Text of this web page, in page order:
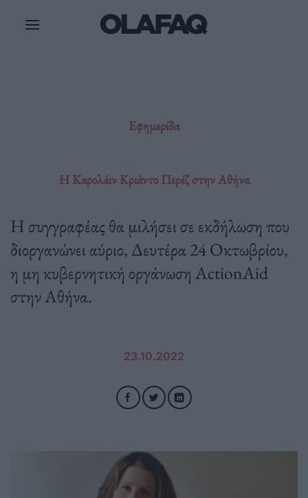
Εφημερίδα
Η Καρολάιν Κριάντο Περέζ στην Αθήνα
Η συγγραφέας θα μιλήσει σε εκδήλωση που
διοργανώνει αύριο, Δευτέρα 24 Οκτωβρίου,
η μη κυβερνητική οργάνωση ActionAid
στην Αθήνα.
23.10.2022